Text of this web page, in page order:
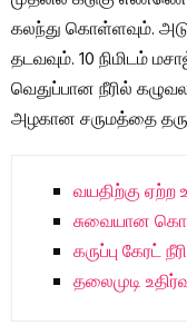
கலந்து கொள்ளவும்.
தடவவும். 10 நிமிடம்
வெதுப்பான நீரில்
அழகான சருமத்தை
வயதிற்கு ஏற்ற
சுவையான
கருப்பு கேரட்
தலைமுடி